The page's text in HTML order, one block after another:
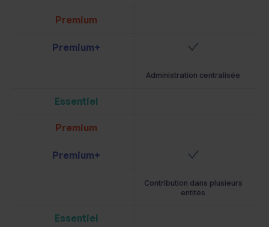
Premium
Premium+
Administration centralisée
Essentiel
Premium
Premium+
Contribution dans plusieurs
entités
Essentiel